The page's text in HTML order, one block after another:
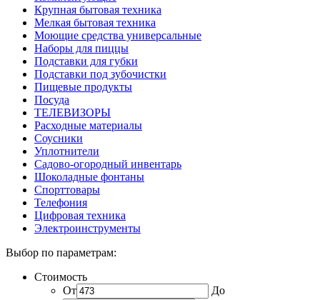
Крупная бытовая техника
Мелкая бытовая техника
Моющие средства универсальные
Наборы для пиццы
Подставки для губки
Подставки под зубочистки
Пищевые продукты
Посуда
ТЕЛЕВИЗОРЫ
Расходные материалы
Соусники
Уплотнители
Садово-огородный инвентарь
Шоколадные фонтаны
Спорттовары
Телефония
Цифровая техника
Электроинструменты
Выбор по параметрам:
Стоимость
От
До